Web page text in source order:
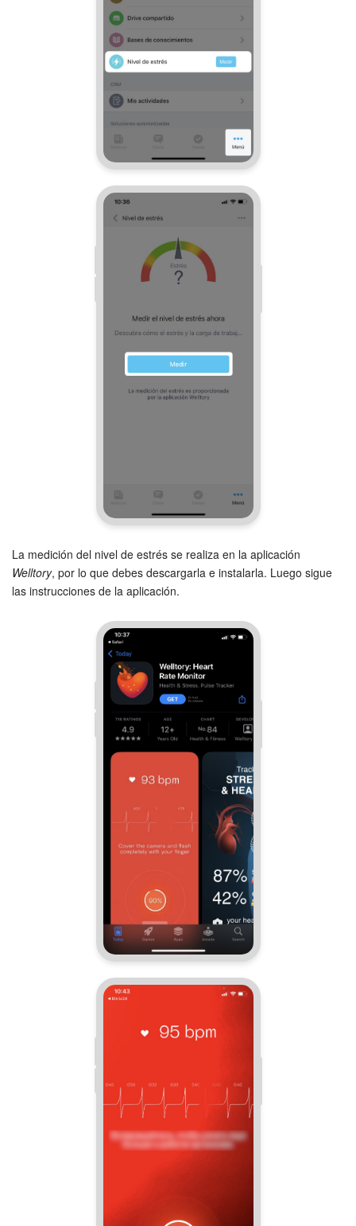
Empleados
Base de conocimientos
Firma electrónica
Firma electrónica para RR. HH.
Automatización
Flujos de trabajo
Gestión del inventario
Widget del empleado
Bitrix24 Messenger
Actualización de los artículos (archivo)
EMPEZAR GRATIS
INICIAR SESIÓN
La medición del nivel de estrés se realiza en la aplicación
Welltory, por lo que debes descargarla e instalarla. Luego sigue
las instrucciones de la aplicación.